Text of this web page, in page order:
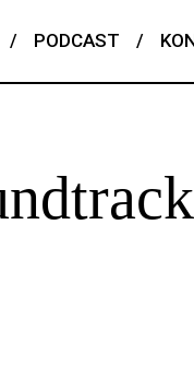
/ PODCAST /